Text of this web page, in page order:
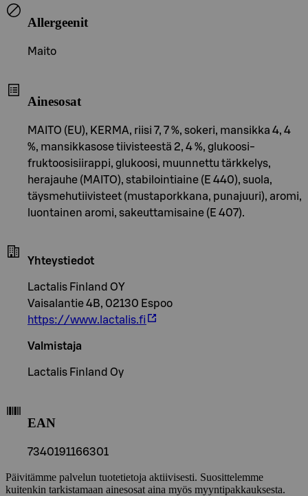
Allergeenit
Maito
Ainesosat
MAITO (EU), KERMA, riisi 7, 7 %, sokeri, mansikka 4, 4
%, mansikkasose tiivisteestä 2, 4 %, glukoosi-
fruktoosisiirappi, glukoosi, muunnettu tärkkelys,
herajauhe (MAITO), stabilointiaine (E 440), suola,
täysmehutiivisteet (mustaporkkana, punajuuri), aromi,
luontainen aromi, sakeuttamisaine (E 407).
Yhteystiedot
Lactalis Finland OY
Vaisalantie 4B, 02130 Espoo
https://www.lactalis.fi
Valmistaja
Lactalis Finland Oy
EAN
7340191166301
Päivitämme palvelun tuotetietoja aktiivisesti. Suosittelemme
kuitenkin tarkistamaan ainesosat aina myös myyntipakkauksesta.